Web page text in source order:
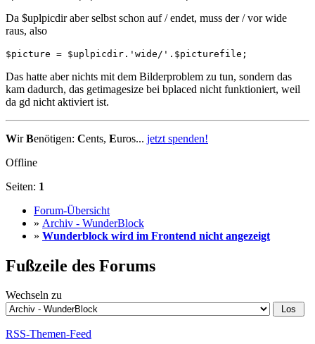
Da $uplpicdir aber selbst schon auf / endet, muss der / vor wide
raus, also
$picture = $uplpicdir.'wide/'.$picturefile;
Das hatte aber nichts mit dem Bilderproblem zu tun, sondern das
kam dadurch, das getimagesize bei bplaced nicht funktioniert, weil
da gd nicht aktiviert ist.
WirBenötigen: Cents, Euros... jetzt spenden!
Offline
Seiten: 1
Forum-Übersicht
» Archiv - WunderBlock
» Wunderblock wird im Frontend nicht angezeigt
Fußzeile des Forums
Wechseln zu
RSS-Themen-Feed